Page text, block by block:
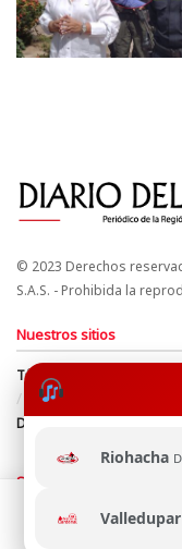
Riohacha
Valledupar
© 2023 Derechos
S.A.S. - Prohibida la
Nuestros sitios
Términos y Condiciones
Política de uso de
Directrices Editoriales
Síguenos
Esta página web
navegación, al